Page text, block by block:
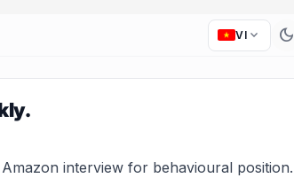
VI expand_more dark_mode
interview for behavioural position.